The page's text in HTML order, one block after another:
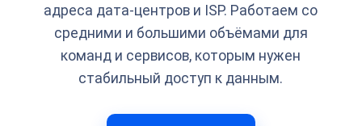
адреса дата-центров и ISP. Работаем со
средними и большими объёмами для
команд и сервисов, которым нужен
стабильный доступ к данным.